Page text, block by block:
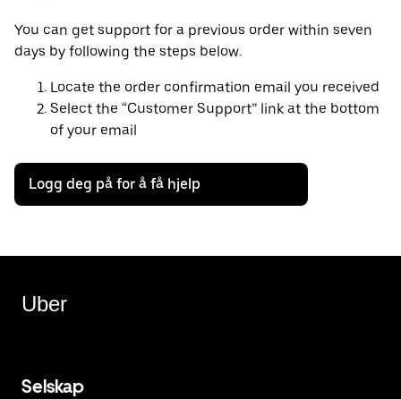
You can get support for a previous order within seven
days by following the steps below.
Locate the order confirmation email you received
Select the “Customer Support” link at the bottom
of your email
Logg deg på for å få hjelp
Uber
Selskap